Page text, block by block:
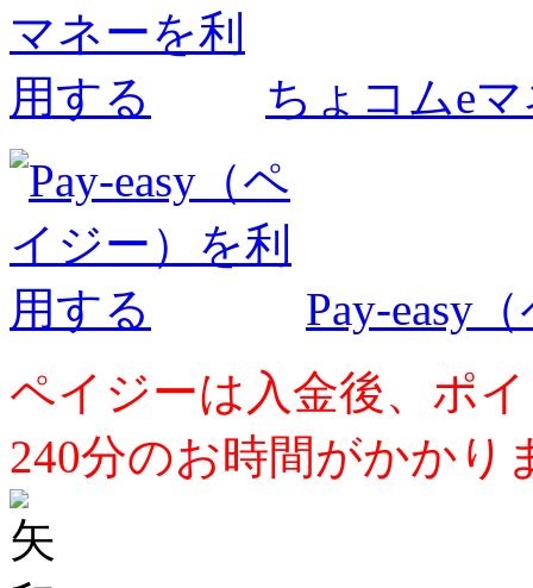
ちょコムe
Pay-easy
ペイジーは入金後、ポ
240分のお時間がかかり